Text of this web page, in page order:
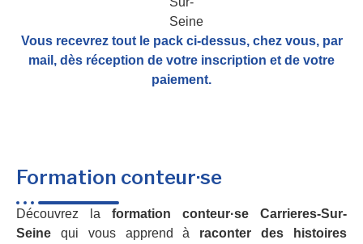
Vous recevrez tout le pack ci-dessus, chez vous, par
mail, dès réception de votre inscription et de votre
paiement.
Formation conteur·se
Découvrez la formation conteur·se Carrieres-Sur-
Seine qui vous apprend à raconter des histoires